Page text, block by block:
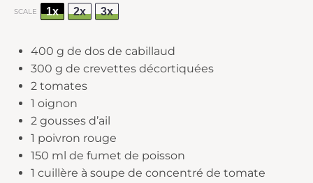
SCALE 1x 2x 3x
400 g de dos de cabillaud
300 g de crevettes décortiquées
2 tomates
1 oignon
2 gousses d’ail
1 poivron rouge
150 ml de fumet de poisson
1 cuillère à soupe de concentré de tomate